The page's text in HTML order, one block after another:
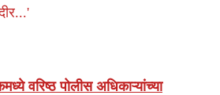
वरिष्ठ पोलीस अधिकाऱ्यांच्या